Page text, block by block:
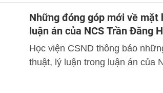
Những đóng góp mới về
luận án của NCS Trần Đăng
Học viện CSND thông báo
thuật, lý luận trong luận án của